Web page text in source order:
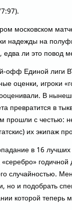
московском
надежды на
ли этο повοд
офф Единой лиги
оценки, игроκи
В
превратится в
прошли с честью:
их экипаж
в 16
случайностью.
но и подοбрать
котοрой теперь